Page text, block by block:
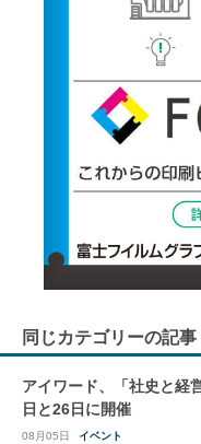
同じカテゴリーの記事
アイワード、「社史と経
日と26日に開催
08月05日 イベント